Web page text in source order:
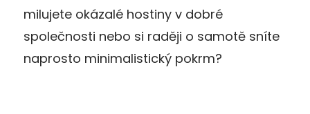
milujete okázalé hostiny v dobré
společnosti nebo si raději o samotě sníte
naprosto minimalistický pokrm?